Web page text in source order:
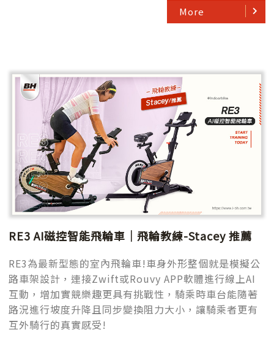
More
RE3 AI磁控智能飛輪車｜飛輪教練-Stacey 推薦
RE3為最新型態的室內飛輪車!車身外形整個就是模擬公
路車架設計，連接Zwift或Rouvy APP軟體進行線上AI
互動，增加實競樂趣更具有挑戰性，騎乘時車台能隨著
路況進行坡度升降且同步變換阻力大小，讓騎乘者更有
互外騎行的真實感受!